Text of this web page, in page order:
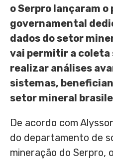
o Serpro lançaram
governamental
dados do setor
vai permitir a coleta
realizar análises
sistemas,
setor mineral
De acordo com
do departamento de
mineração do Serpro,